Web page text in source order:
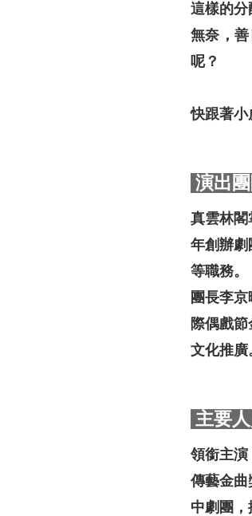
這樣的分
無奈，
呢？
快跟著小
演出
真雲林閣
年創辦劇
等職務。
團長李
際偶戲
文化推廣
主要
領銜主
傳藝金曲
中劇團